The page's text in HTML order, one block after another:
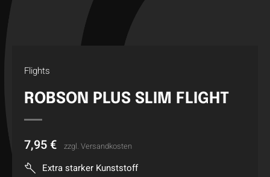
Flights
ROBSON PLUS SLIM FLIGHT
7,95 € zzgl. Versandkosten
Extra starker Kunststoff